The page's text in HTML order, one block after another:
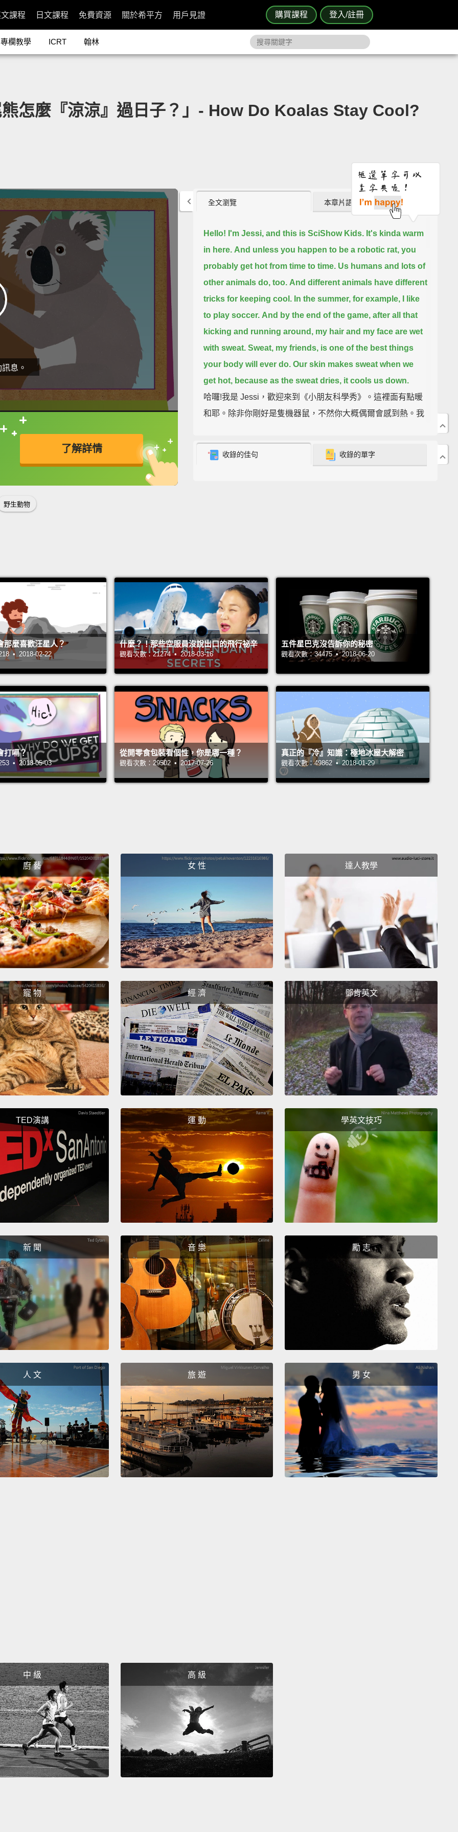
購買課程 登入/註冊
課程 日文課程 免費資源 關於希平方 用戶見證
專欄教學 ICRT 翰林
怎麼『涼涼』過日子？」- How Do Koalas Stay Cool?
息。
了解詳情
接查字典喔！
英
野生動物
全文瀏覽 本章片語 (5)
Hello! I'm Jessi, and this is SciShow Kids. It's kinda warm
in here. And unless you happen to be a robotic rat, you
probably get hot from time to time. Us humans and lots of
other animals do, too. And different animals have different
tricks for keeping cool. In the summer, for example, I like
to play soccer. And by the end of the game, after all that
kicking and running around, my hair and my face are wet
with sweat. Sweat, my friends, is one of the best things
your body will ever do. Our skin makes sweat when we
get hot, because as the sweat dries, it cools us down.
哈囉!我是 Jessi，歡迎來到《小朋友科學秀》。這裡面有點暖
和耶。除非你剛好是隻機器鼠，不然你大概偶爾會感到熱。我
的技巧。舉例來說，夏天時我喜歡踢足球。而在比賽最後，那
樣又踢又跑來跑去之後，我的頭髮和臉都因為流汗而濕透了。
pant—that's when dogs take a lot of short, quick breaths
with their tongues sticking out. As the moisture on their
tongues and noses dries, it cools them down—a lot like
when your sweat dries.
但問題是，不是所有動物都能像我們人這樣流汗。好比說，小
狗只能透過身體上沒有毛皮覆蓋的部位流汗，像是腳掌上的肉
墊。因此為了要保持涼爽，狗狗會舔鼻子，而且牠們還會喘氣
－－就是小狗們吐舌然後短促地呼吸的時候。隨著舌頭和鼻子
上的濕氣變乾，那能讓狗狗們不熱－－很像你的汗乾掉時。
But you know who has an even bigger problem keeping
cool? Koalas.
Koalas live in parts of Australia, where it
can get really hot and dry, especially in the summer.
koalas don't normally drink very much.
Instead, they
usually get the water they need from the leaves they eat.
但你知道誰更難保持涼快嗎？無尾熊。無尾熊住在澳洲部份地
區，那裡的天氣可以變得極乾燥炎熱，特別是在夏天。但無尾
熊不會流汗!而且當天氣真的變很熱時，牠們不喜歡舔自己，因
為那樣做會消耗體內許多水份。而當你住在一個又熱又乾的地
方時，水可能真的很難取得。那就是為什麼無尾熊一般不會喝
份。
But if koalas can't sweat, and they don't like to lick
themselves or pant like a dog,
then what's a hot koala to
do? Well, just recently, scientists have figured out how
koalas keep cool.
They hug trees! You heard me right! For
a long time, scientists have noticed that koalas spend a
lot of their time with their arms wrapped around the trunk
or branch of a tree.
That might not seem so surprising,
because koalas do spend almost all their time in the trees,
but there are plenty of other animals, like some monkeys,
that live in trees too,
but they don't feel the need to hug
trees all the time.
不過要是無尾熊不會流汗，然後牠們又不喜歡舔自己或像狗一
樣喘氣，那一隻快熱死的無尾熊該怎麼辦？嗯，就在最近，科
以來，科學家們注意到無尾熊在很多時候，牠們的雙手會繞在
樹幹或樹枝上。那或許好像不怎麼讓人意外，因為無尾熊的確
幾乎每分每秒都待在樹上，但還有其他很多動物，像是一些猴
子，牠們也住在樹上，不過牠們就不覺得有必要一直抱著樹。
What scientists discovered is that even when the
weather's hot, the trees are usually a lot cooler than the
air around them. So, by spreading as much of their
bodies against the trees as possible, koalas can cool
without losing water by licking
themselves or panting. Clever koalas!
科學家所發現的是，即使在大熱天，樹木通常會比週遭空氣涼
很多。因此，靠著盡量將身體大多部位倚在樹上，無尾熊們就
能讓自己降溫了，不用舔自己或喘氣來流失水份。真是聰明的
收錄的佳句 收錄的單字
那麼喜歡汪星人？
• 2018-02-22
什麼？！那些空服員沒說出口的飛行祕辛
觀看次數：21274 • 2018-03-16
五件星巴克沒告訴你的秘密
觀看次數：34475 • 2018-06-20
打嗝？
• 2018-05-03
從開零食包裝看個性，你是哪一種？
觀看次數：29502 • 2017-07-26
真正的『冷』知識：極地冰屋大解密
觀看次數：49862 • 2018-01-29
廚 藝 女 性 達人教學
寵 物 經 濟 鄧肯英文
TED演講 運 動 學英文技巧
新 聞 音 樂 勵 志
人 文 旅 遊 男 女
中 級 高 級